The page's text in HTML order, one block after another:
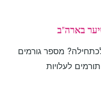
בארה"ב
מספר גורמים
לעלויות